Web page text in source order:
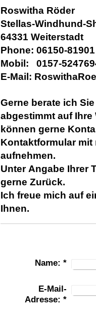
Roswitha Röder
Stellas-Windhund-
64331 Weiterstadt
Phone: 06150-81901
Mobil: 0157-
E-Mail:
Gerne berate ich
abgestimmt auf
können gerne
Kontaktformular
aufnehmen.
Unter Angabe Ihrer
gerne Zurück.
Ich freue mich auf
Ihnen.
Name: *
E-Mail-
Adresse: *